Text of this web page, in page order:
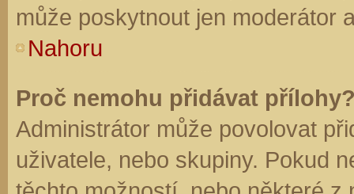
může poskytnout jen moderátor
Nahoru
Proč nemohu přidávat
Administrátor může povolovat
uživatele, nebo skupiny. Pokud